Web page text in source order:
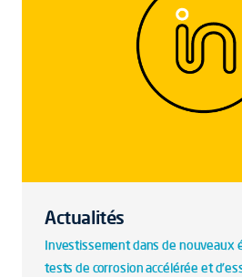
Actualités
Investissement dans de nouveaux
tests de corrosion accélérée et